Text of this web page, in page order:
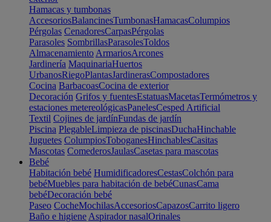
Hamacas y tumbonas
AccesoriosBalancinesTumbonasHamacasColumpios
Pérgolas CenadoresCarpasPérgolas
Parasoles SombrillasParasolesToldos
Almacenamiento ArmariosArcones
Jardinería MaquinariaHuertos
UrbanosRiegoPlantasJardinerasCompostadores
Cocina BarbacoasCocina de exterior
Decoración Grifos y fuentesEstatuasMacetasTermómetros y
estaciones metereológicasPanelesCesped Artificial
Textil Cojines de jardínFundas de jardín
Piscina PlegableLimpieza de piscinasDuchaHinchable
Juguetes ColumpiosToboganesHinchablesCasitas
Mascotas ComederosJaulasCasetas para mascotas
Bebé
Habitación bebé HumidificadoresCestasColchón para
bebéMuebles para habitación de bebéCunasCama
bebéDecoración bebé
Paseo CocheMochilasAccesoriosCapazosCarrito ligero
Baño e higiene Aspirador nasalOrinales